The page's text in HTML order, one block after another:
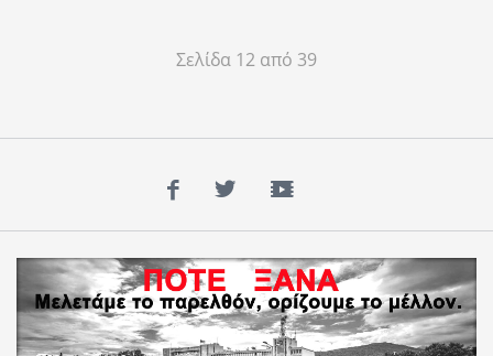
Σελίδα 12 από 39
Facebook
TwitterYouTube